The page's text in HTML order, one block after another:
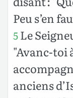
Peu s’en
5Le
"Avanc-toi
anciens